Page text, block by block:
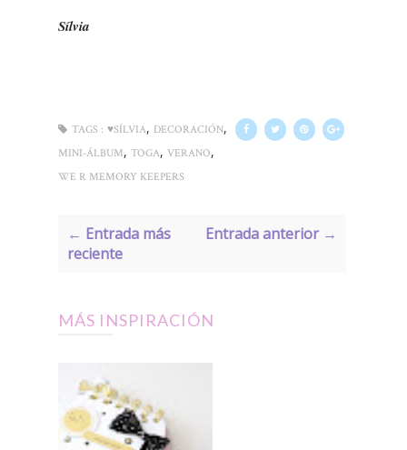
Sílvia
TAGS : ♥SÍLVIA, DECORACIÓN,
MINI-ÁLBUM, TOGA, VERANO,
WE R MEMORY KEEPERS
← Entrada más
reciente
Entrada anterior →
MÁS INSPIRACIÓN